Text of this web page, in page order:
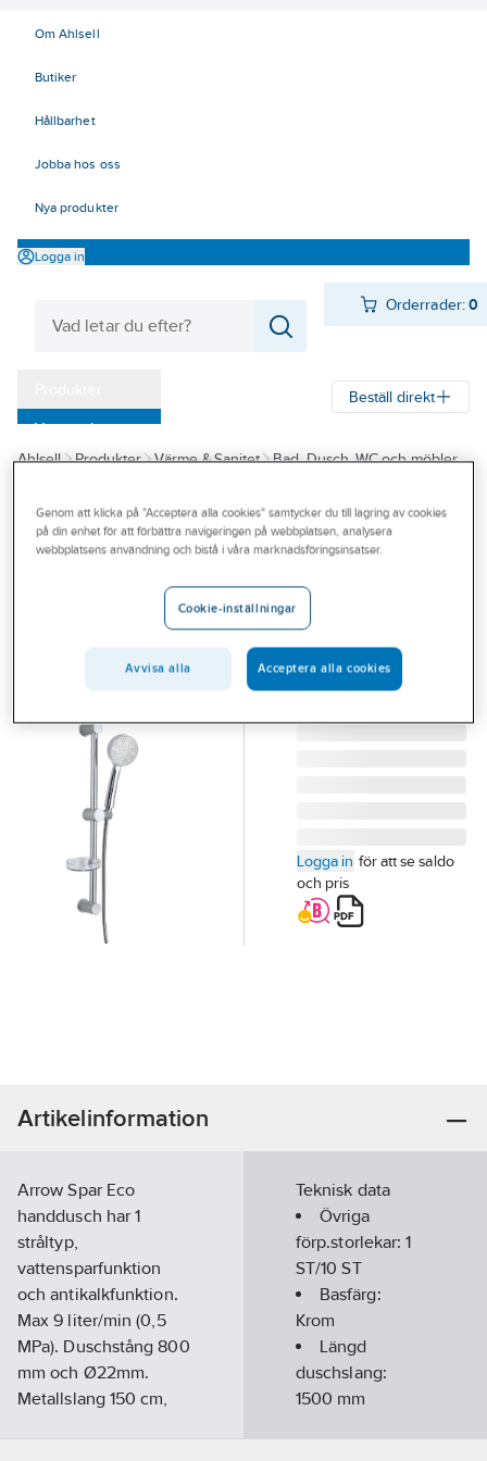
Om Ahlsell
Butiker
Hållbarhet
Jobba hos oss
Nya produkter
Logga in
Orderrader:0
Varumärken
Kampanjer
Outlet
Branscher
Beställ direkt
Ahlsell Produkter Värme & Sanitet
Bad, Dusch, WC och möbler
ARROW
Duschset Flexi
EcoSpar, Arrow
ARROW DUSCHSET
ECOSPAR FLEXI,
KROM
Artikelnummer:
Logga in för att se saldo
och pris
Artikelinformation
Arrow Spar Eco
handdusch har 1
stråltyp,
vattensparfunktion
och antikalkfunktion.
Max 9 liter/min (0,5
MPa). Duschstång 800
mm och Ø22mm.
Metallslang 150 cm,
Teknisk data
Övriga
förp.storlekar:1
ST/10 ST
Basfärg:
Krom
Längd
duschslang:
1500 mm
Genom att klicka på "Acceptera alla cookies" samtycker du till lagring av cookies
på din enhet för att förbättra navigeringen på webbplatsen, analysera
webbplatsens användning och bistå i våra marknadsföringsinsatser.
Cookie-inställningar
Avvisa alla Acceptera alla cookies